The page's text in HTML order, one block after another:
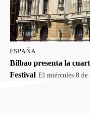
ESPAÑA
Bilbao presenta la
Festival El miércoles 8 de